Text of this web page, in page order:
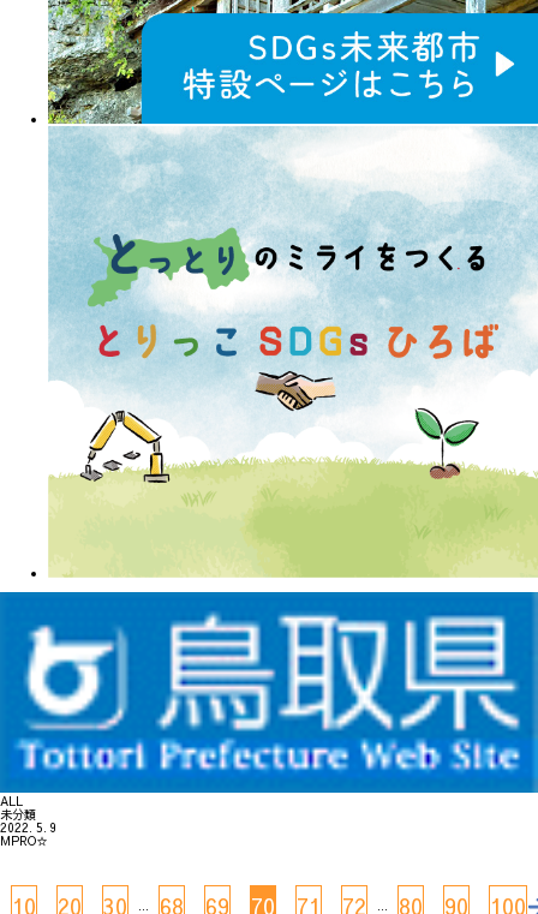
ALL
未分類
2022. 5. 9
MPRO☆
10 20 30 ... 68 69 70 71 72 ... 80 90 100